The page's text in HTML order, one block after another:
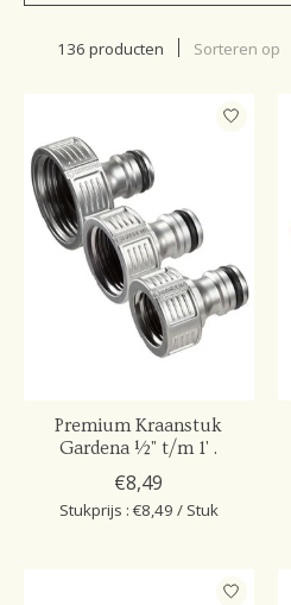
136 producten Sorteren op
Premium Kraanstuk
Gardena ½" t/m 1' .
€8,49
Stukprijs : €8,49 / Stuk